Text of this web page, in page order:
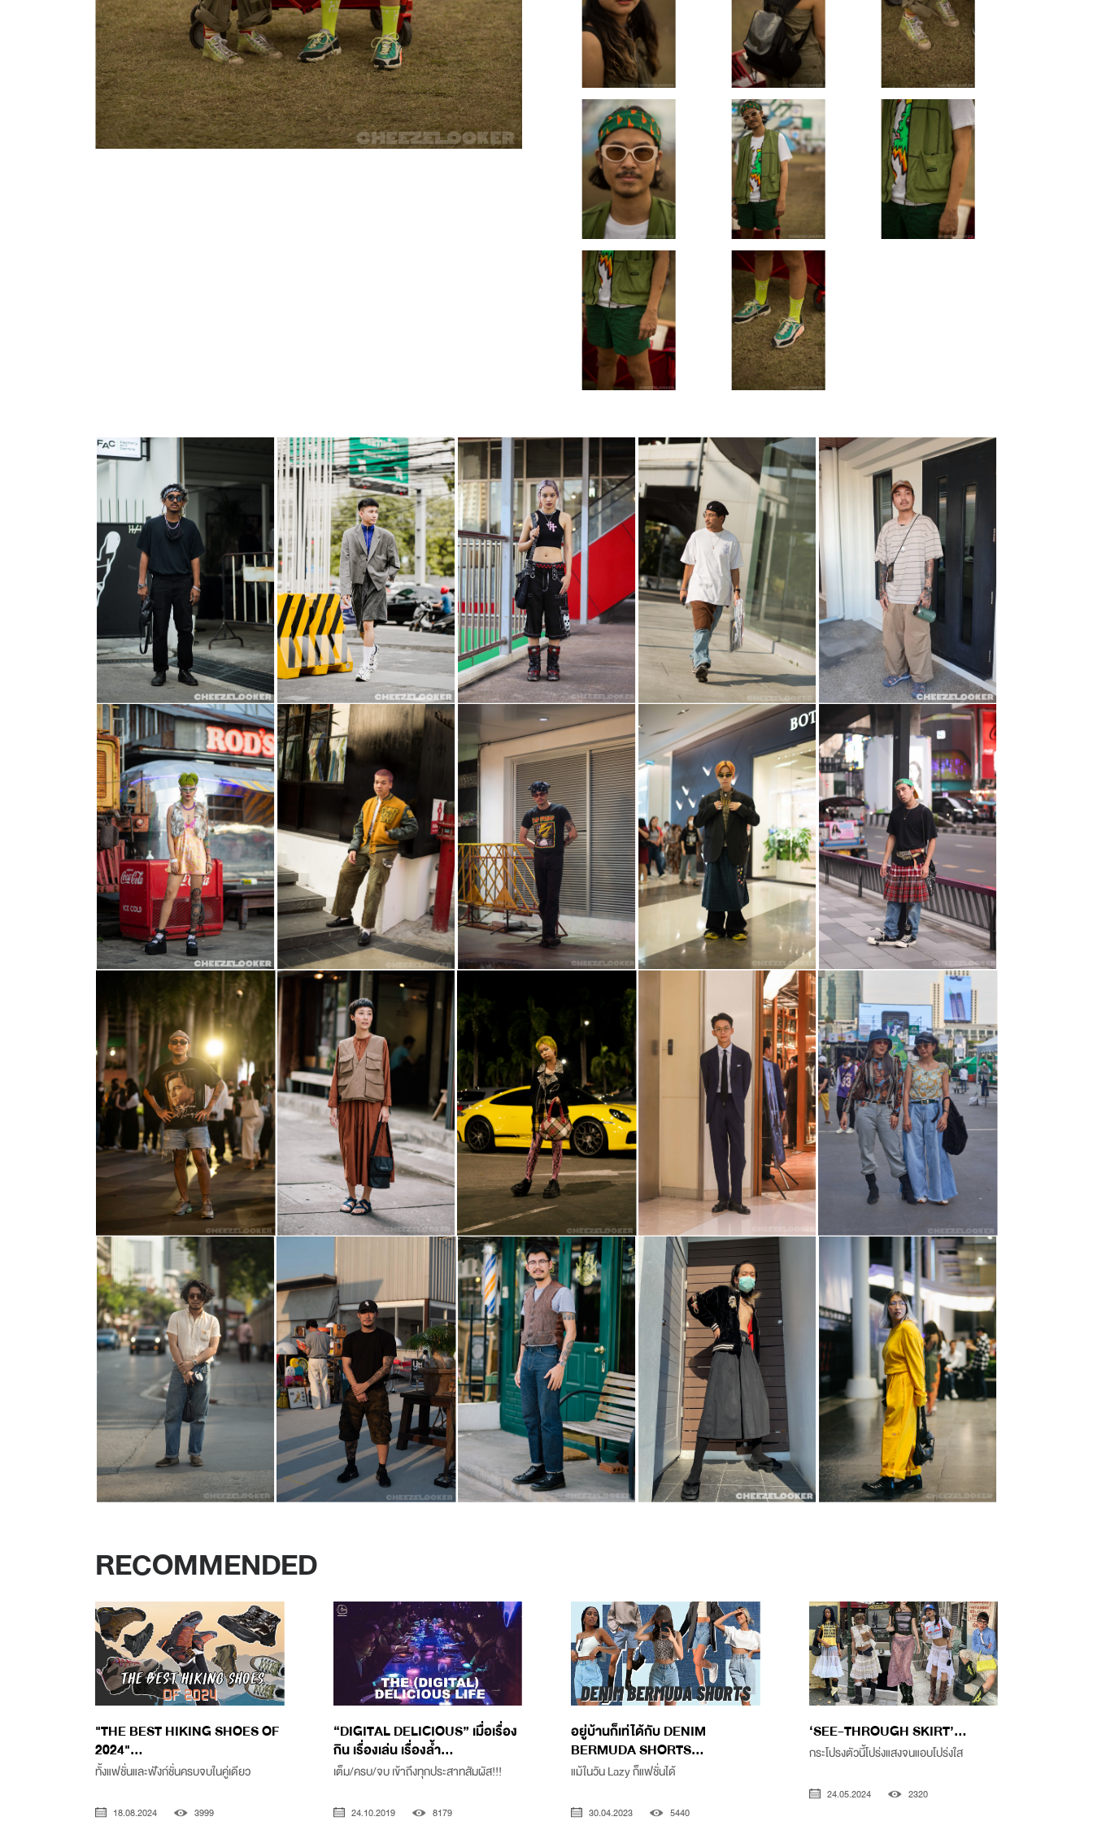
RECOMMENDED
"THE BEST HIKING SHOES OF
2024"...
ทั้งแฟชั่นและฟังก์ชั่นครบจบในคู่เดียว
18.08.2024 3999
“DIGITAL DELICIOUS” เมื่อเรื่อง
กิน เรื่องเล่น เรื่องล้ำ...
เต็ม/ครบ/จบ เข้าถึงทุกประสาทสัมผัส!!!
24.10.2019 8179
อยู่บ้านก็เท่ได้กับ DENIM
BERMUDA SHORTS...
แม้ในวัน Lazy ก็แฟชั่นได้
30.04.2023 5440
‘SEE-THROUGH SKIRT’...
กระโปรงตัวนี้โปร่งแสงจนแอบโปร่งใส
24.05.2024 2320